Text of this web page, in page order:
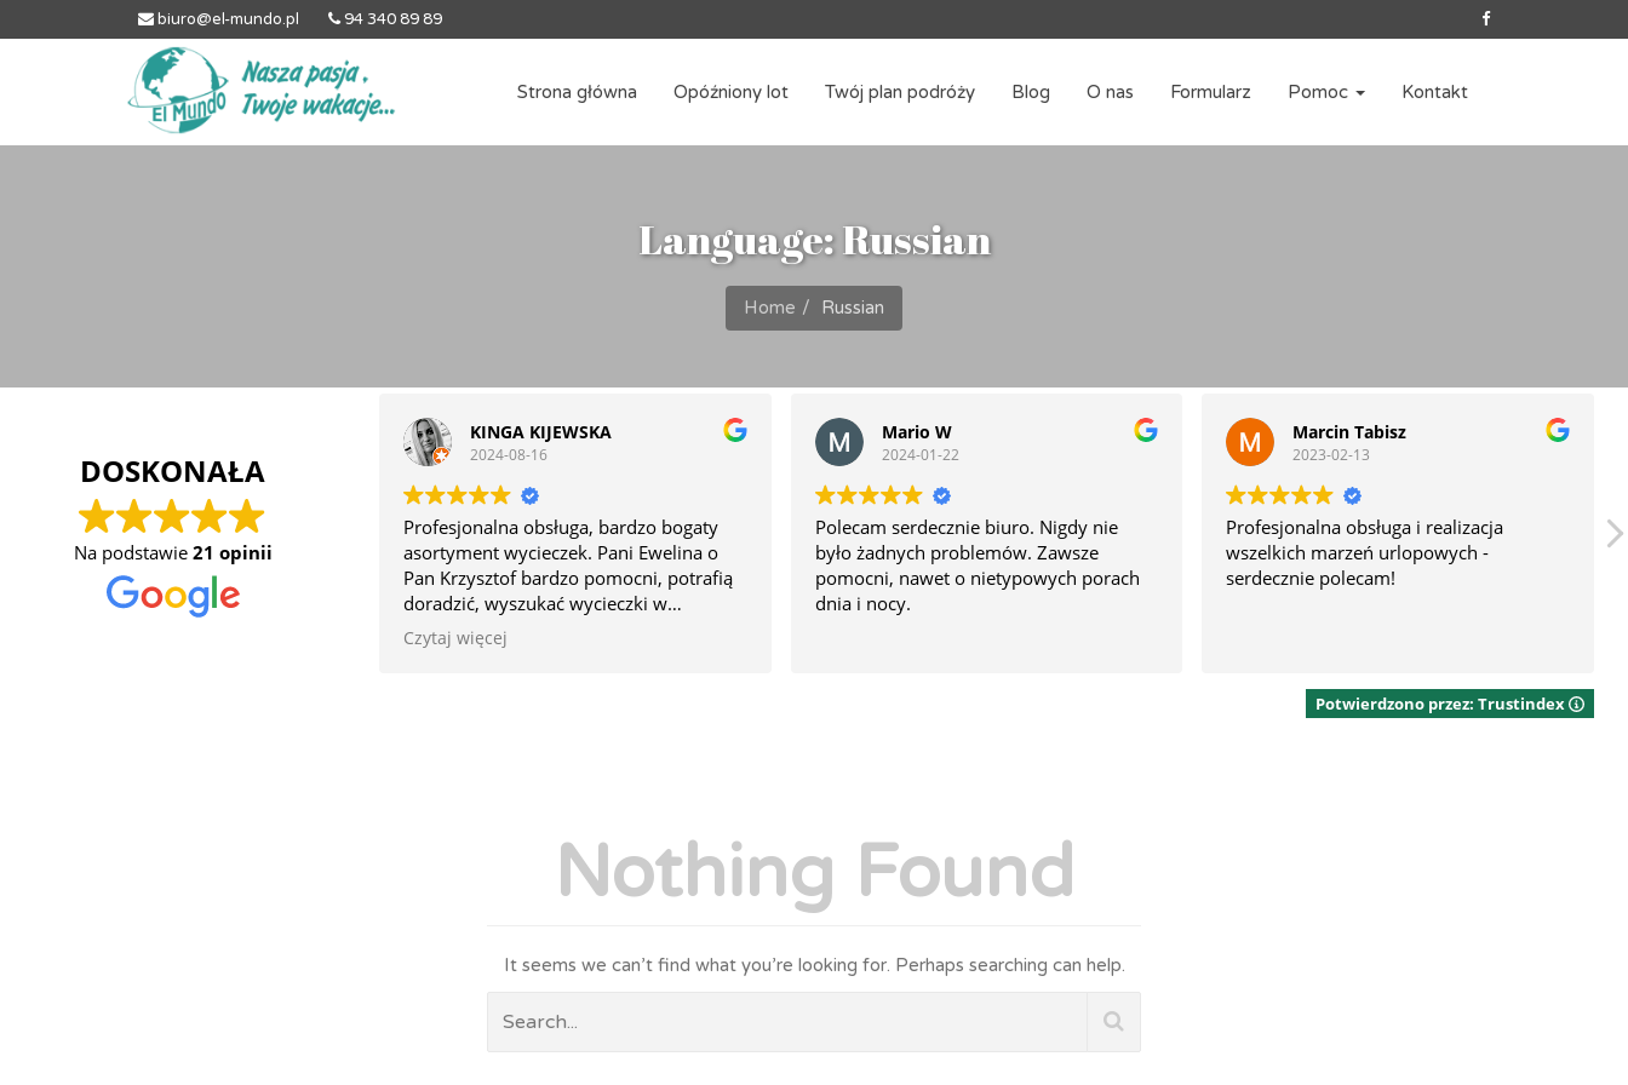
biuro@el-mundo.pl 94 340 89 89
Strona główna Opóźniony lot Twój plan podróży Blog O nas Formularz Pomoc Kontakt
Language: Russian
Home Russian
DOSKONAŁA
Na podstawie 21 opinii
KINGA KIJEWSKA
2024-08-16
Profesjonalna obsługa, bardzo bogaty
asortyment wycieczek. Pani Ewelina o
Pan Krzysztof bardzo pomocni, potrafią
doradzić, wyszukać wycieczki w
doskonałych cenach i super jakości.
Planując podróż zdecydowanie warto
Czytaj więcej
Mario W
2024-01-22
Polecam serdecznie biuro. Nigdy nie
było żadnych problemów. Zawsze
pomocni, nawet o nietypowych porach
dnia i nocy.
Marcin Tabisz
2023-02-13
Profesjonalna obsługa i realizacja
wszelkich marzeń urlopowych -
serdecznie polecam!
Potwierdzono przez: Trustindex
Nothing Found
It seems we can’t find what you’re looking for. Perhaps searching can help.